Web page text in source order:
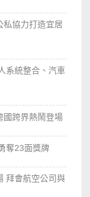
私協力打造宜居
系統整合、汽車
跨界熱鬧登場
奪23面獎牌
拜會航空公司與